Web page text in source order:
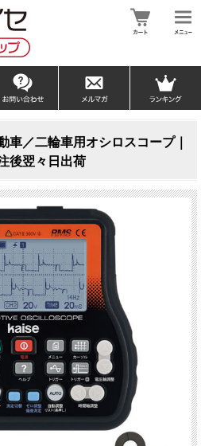
車／二輪車用オシロスコープ｜
後翌々日出荷